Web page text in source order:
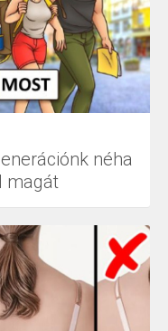
néha
magát